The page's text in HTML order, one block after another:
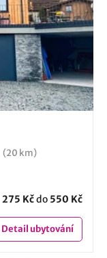
(20 km)
275 Kčdo 550 Kč
Detailubytování